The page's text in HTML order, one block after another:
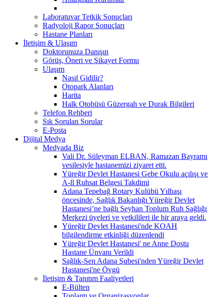
Laboratuvar Tetkik Sonuçları
Radyoloji Rapor Sonuçları
Hastane Planları
İletişim & Ulaşım
Doktorunuza Danışın
Görüş, Öneri ve Şikayet Formu
Ulaşım
Nasıl Gidilir?
Otopark Alanları
Harita
Halk Otobüsü Güzergah ve Durak Bilgileri
Telefon Rehberi
Sık Sorulan Sorular
E-Posta
Dijital Medya
Medyada Biz
Vali Dr. Süleyman ELBAN, Ramazan Bayramı
vesilesiyle hastanemizi ziyaret etti.
Yüreğir Devlet Hastanesi Gebe Okulu açılışı ve
A-ll Ruhsat Belgesi Takdimi
Adana Tepebağ Rotary Kulübü Yılbaşı
öncesinde, Sağlık Bakanlığı Yüreğir Devlet
Hastanesi’ne bağlı Seyhan Toplum Ruh Sağlığı
Merkezi üyeleri ve yetkilileri ile bir araya geldi.
Yüreğir Devlet Hastanesi'nde KOAH
bilgilendirme etkinliği düzenlendi
Yüreğir Devlet Hastanesi' ne Anne Dostu
Hastane Ünvanı Verildi
Sağlık-Sen Adana Şubesi'nden Yüreğir Devlet
Hastanesi'ne Övgü
İletişim & Tanıtım Faaliyetleri
E-Bülten